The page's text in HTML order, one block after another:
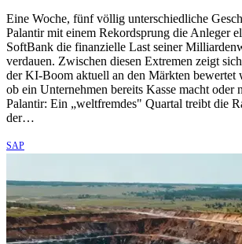
Eine Woche, fünf völlig unterschiedliche
Palantir mit einem Rekordsprung die Anleger
SoftBank die finanzielle Last seiner
verdauen. Zwischen diesen Extremen zeigt
der KI-Boom aktuell an den Märkten
ob ein Unternehmen bereits Kasse macht oder
Palantir: Ein „weltfremdes" Quartal treibt die
der…
SAP